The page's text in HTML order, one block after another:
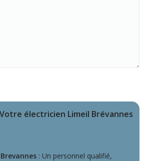
électricien Limeil Brévannes
: Un personnel qualifié,